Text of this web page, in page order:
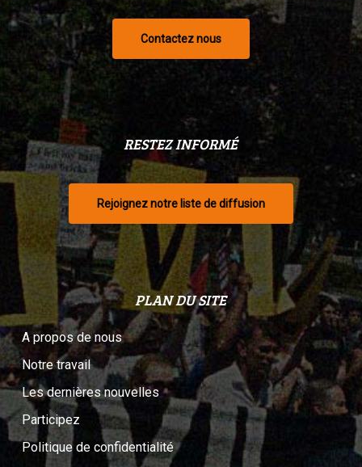
Contactez nous
RESTEZ INFORMÉ
Rejoignez notre liste de diffusion
PLAN DU SITE
A propos de nous
Notre travail
Les dernières nouvelles
Participez
Politique de confidentialité